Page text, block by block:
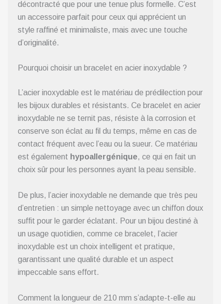
décontracté que pour une tenue plus formelle. C’est
un accessoire parfait pour ceux qui apprécient un
style raffiné et minimaliste, mais avec une touche
d’originalité.
Pourquoi choisir un bracelet en acier inoxydable ?
L’acier inoxydable est le matériau de prédilection pour
les bijoux durables et résistants. Ce bracelet en acier
inoxydable ne se ternit pas, résiste à la corrosion et
conserve son éclat au fil du temps, même en cas de
contact fréquent avec l’eau ou la sueur. Ce matériau
est également hypoallergénique, ce qui en fait un
choix sûr pour les personnes ayant la peau sensible.
De plus, l’acier inoxydable ne demande que très peu
d’entretien : un simple nettoyage avec un chiffon doux
suffit pour le garder éclatant. Pour un bijou destiné à
un usage quotidien, comme ce bracelet, l’acier
inoxydable est un choix intelligent et pratique,
garantissant une qualité durable et un aspect
impeccable sans effort.
Comment la longueur de 210 mm s’adapte-t-elle au